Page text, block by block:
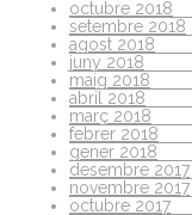
octubre 2018
setembre 2018
agost 2018
juny 2018
maig 2018
abril 2018
març 2018
febrer 2018
gener 2018
desembre 2017
novembre 2017
octubre 2017